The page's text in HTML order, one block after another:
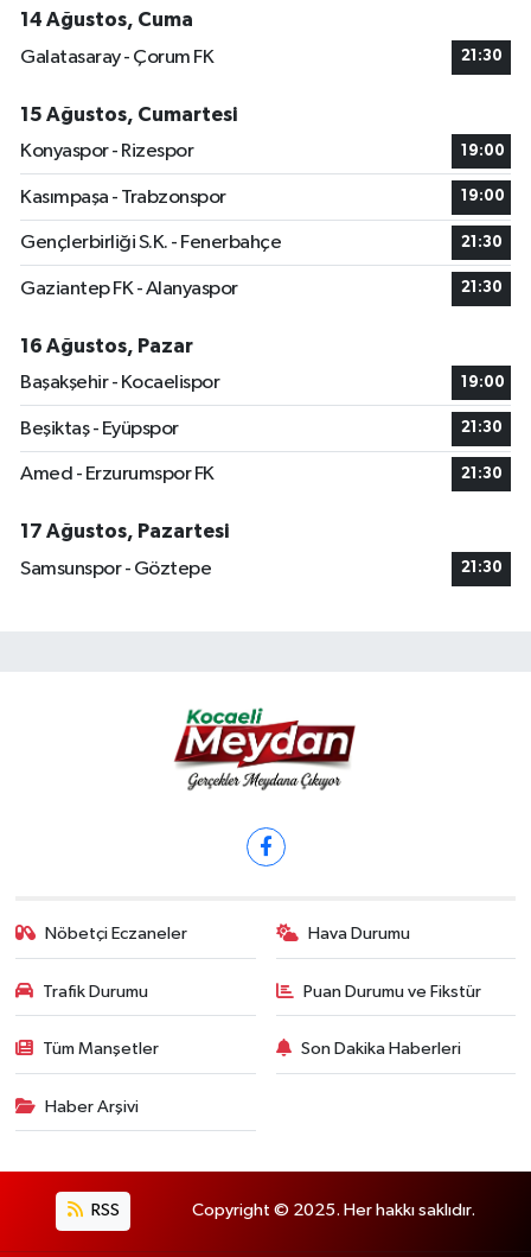
14 Ağustos, Cuma
Galatasaray - Çorum FK
21:30
15 Ağustos, Cumartesi
Konyaspor - Rizespor
19:00
Kasımpaşa - Trabzonspor 19:00
Gençlerbirliği S.K. - Fenerbahçe 21:30
Gaziantep FK - Alanyaspor 21:30
16 Ağustos, Pazar
Başakşehir - Kocaelispor
19:00
Beşiktaş - Eyüpspor 21:30
Amed - Erzurumspor FK 21:30
17 Ağustos, Pazartesi
Samsunspor - Göztepe
21:30
Nöbetçi Eczaneler Hava Durumu
Trafik Durumu Puan Durumu ve Fikstür
Tüm Manşetler Son Dakika Haberleri
Haber Arşivi
RSS Copyright © 2025. Her hakkı saklıdır.